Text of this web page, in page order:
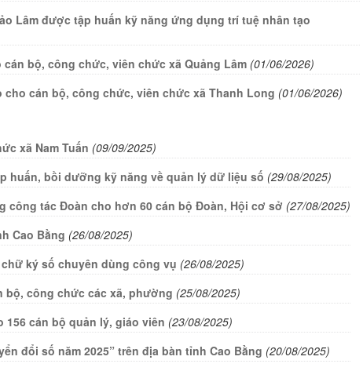
Lâm được tập huấn kỹ năng ứng dụng trí tuệ nhân tạo
bộ, công chức, viên chức xã Quảng Lâm (01/06/2026)
cán bộ, công chức, viên chức xã Thanh Long (01/06/2026)
xã Nam Tuấn (09/09/2025)
huấn, bồi dưỡng kỹ năng về quản lý dữ liệu số (29/08/2025)
công tác Đoàn cho hơn 60 cán bộ Đoàn, Hội cơ sở (27/08/2025)
Cao Bằng (26/08/2025)
ký số chuyên dùng công vụ (26/08/2025)
bộ, công chức các xã, phường (25/08/2025)
cán bộ quản lý, giáo viên (23/08/2025)
đổi số năm 2025” trên địa bàn tỉnh Cao Bằng (20/08/2025)